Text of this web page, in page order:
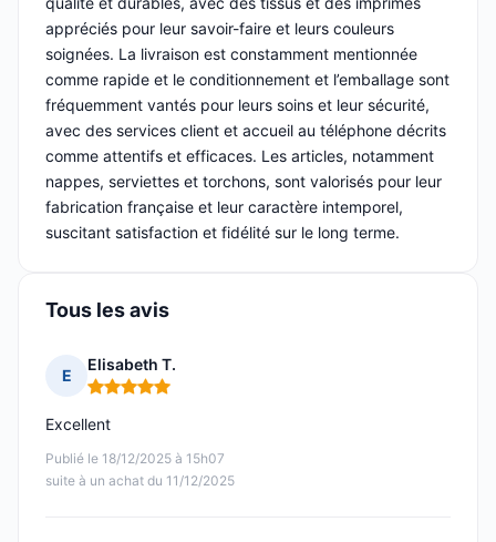
appréciés pour leur savoir-faire et leurs couleurs
soignées. La livraison est constamment mentionnée
comme rapide et le conditionnement et l’emballage sont
fréquemment vantés pour leurs soins et leur sécurité,
avec des services client et accueil au téléphone décrits
comme attentifs et efficaces. Les articles, notamment
nappes, serviettes et torchons, sont valorisés pour leur
fabrication française et leur caractère intemporel,
suscitant satisfaction et fidélité sur le long terme.
Tous les avis
E
Elisabeth T.
Note : 5 sur 5
Publié le 18/12/2025 à 15h07
suite à un achat du 11/12/2025
Excellent